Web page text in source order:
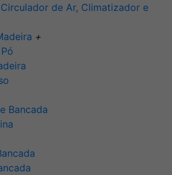
de Ar, Climatizador e
+
Bancada